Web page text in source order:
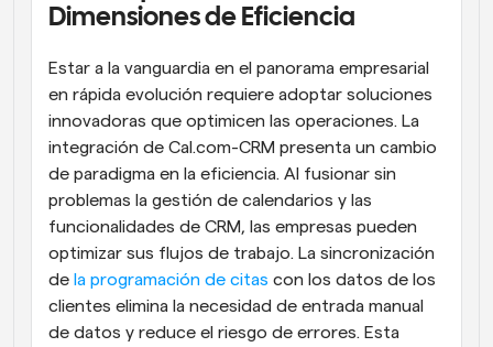
Dimensiones de Eficiencia
Estar a la vanguardia en el panorama empresarial
en rápida evolución requiere adoptar soluciones
innovadoras que optimicen las operaciones. La
integración de Cal.com-CRM presenta un cambio
de paradigma en la eficiencia. Al fusionar sin
problemas la gestión de calendarios y las
funcionalidades de CRM, las empresas pueden
optimizar sus flujos de trabajo. La sincronización
de la programación de citas con los datos de los
clientes elimina la necesidad de entrada manual
de datos y reduce el riesgo de errores. Esta